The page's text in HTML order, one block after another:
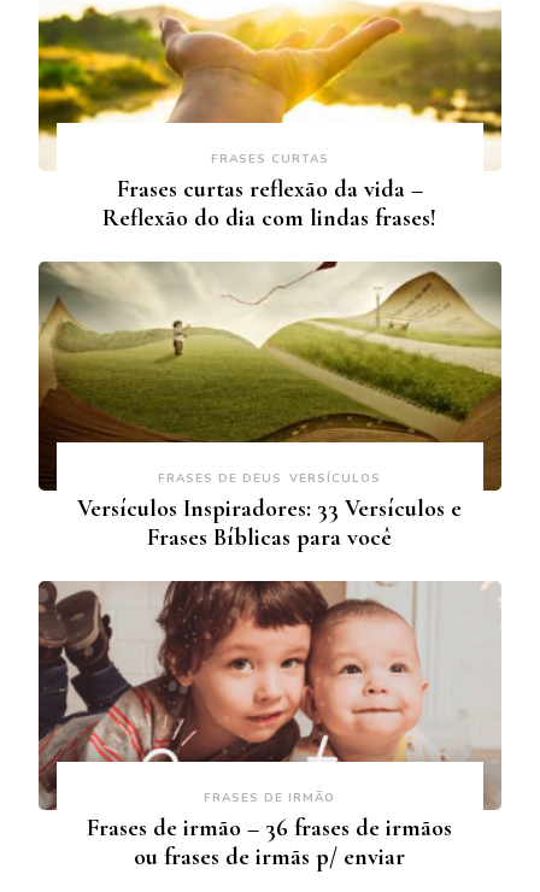
FRASES CURTAS
Frases curtas reflexão da vida –
Reflexão do dia com lindas frases!
FRASES DE DEUS VERSÍCULOS
Versículos Inspiradores: 33 Versículos e
Frases Bíblicas para você
FRASES DE IRMÃO
Frases de irmão – 36 frases de irmãos
ou frases de irmãs p/ enviar